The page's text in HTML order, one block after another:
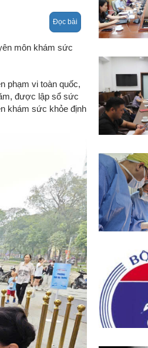
Khám sức
Đọc bài
môn khám sức
phạm vi toàn quốc,
được lập sổ sức
khám sức khỏe định